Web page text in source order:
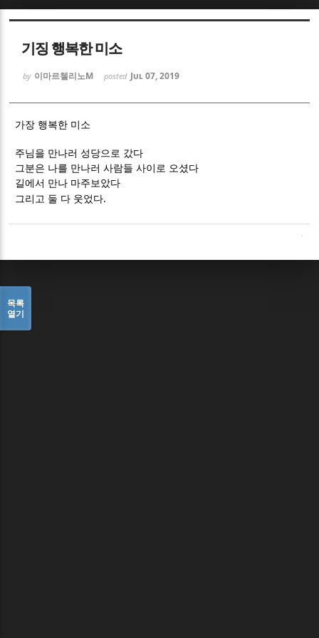
기징 행복한 미소
by 이마르첼리노M posted Jul 07, 2019
가장 행복한 미소
주님을 만나러 성당으로 갔다
그분은 나를 만나러 사람들 사이로 오셨다
길에서 만나 마주보았다
그리고 둘 다 웃었다.
목록
열기
Sketchbook5, 스케치북5
Sketchbook5, 스케치북5
Sketchbook5, 스케치북5
Sketchbook5, 스케치북5